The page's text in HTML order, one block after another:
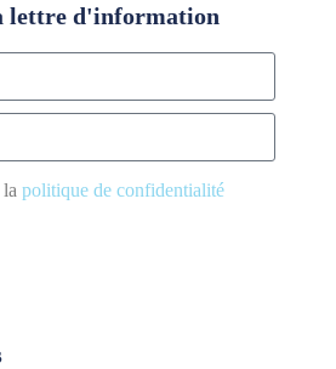
lettre d'information
politique de confidentialité